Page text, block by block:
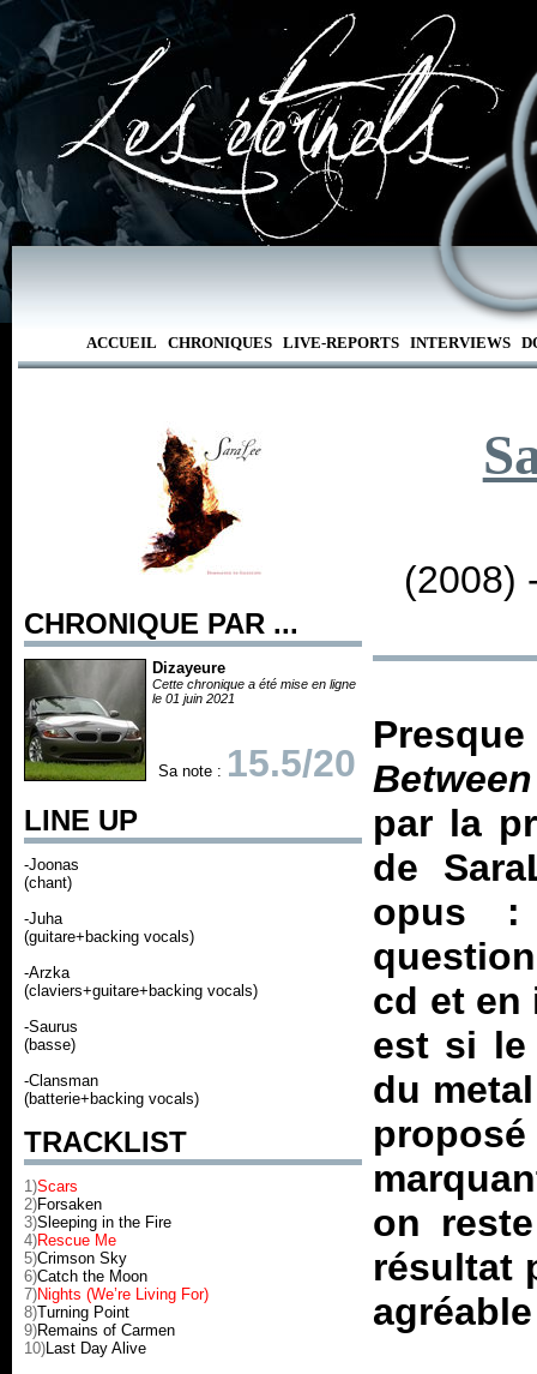
ACCUEIL CHRONIQUES LIVE-REPORTS INTERVIEWS
CHRONIQUE PAR ...
Dizayeure
Cette chronique a été mise en ligne
le 01 juin 2021
Sa note : 15.5/20
LINE UP
-Joonas
(chant)
-Juha
(guitare+backing vocals)
-Arzka
(claviers+guitare+backing vocals)
-Saurus
(basse)
-Clansman
(batterie+backing vocals)
TRACKLIST
1)Scars
2)Forsaken
3)Sleeping in the Fire
4)Rescue Me
5)Crimson Sky
6)Catch the Moon
7)Nights (We’re Living For)
8)Turning Point
9)Remains of Carmen
10)Last Day Alive
(2008)
Between
par la
de
opus
cd et en
est si le
du
on
résultat